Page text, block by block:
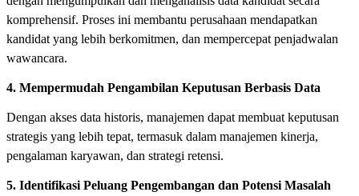
komprehensif. Proses ini membantu perusahaan mendapatkan
kandidat yang lebih berkomitmen, dan mempercepat penjadwalan
wawancara.
4. Mempermudah Pengambilan Keputusan Berbasis Data
Dengan akses data historis, manajemen dapat membuat keputusan
strategis yang lebih tepat, termasuk dalam manajemen kinerja,
pengalaman karyawan, dan strategi retensi.
5. Identifikasi Peluang Pengembangan dan Potensi Masalah